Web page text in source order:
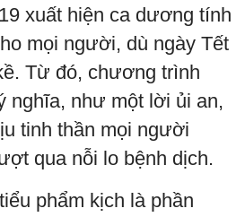
xuất hiện ca dương tính
mọi người, dù ngày Tết
Từ đó, chương trình
nghĩa, như một lời ủi an,
tinh thần mọi người
qua nỗi lo bệnh dịch.
phẩm kịch là phần